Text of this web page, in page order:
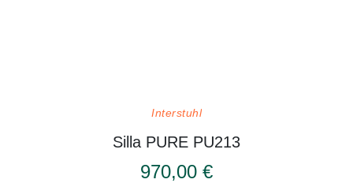
Interstuhl
Silla PURE PU213
970,00 €